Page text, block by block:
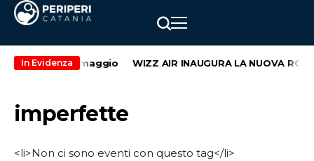
In Evidenza
weekend di maggio WIZZ AIR INAUGURA LA NUOVA
imperfette
<li>Non ci sono eventi con questo tag</li>